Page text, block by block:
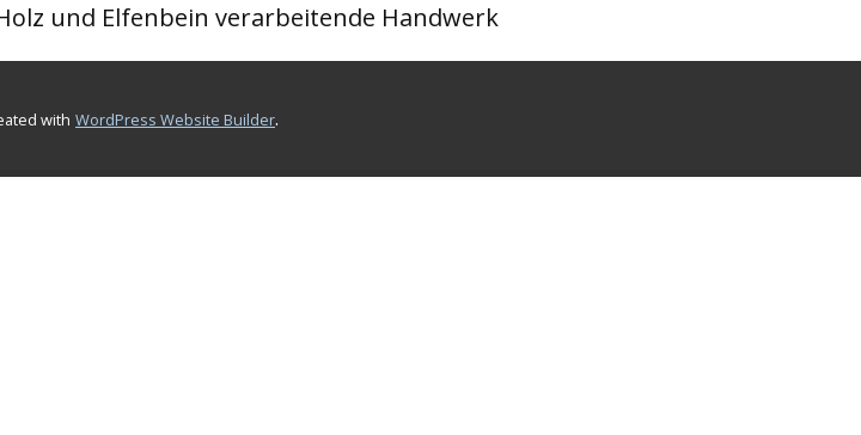
und Elfenbein verarbeitende Handwerk
with WordPress Website Builder.